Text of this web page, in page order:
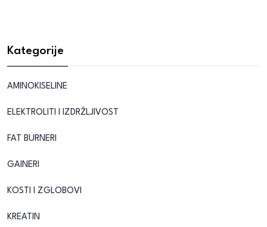
Kategorije
AMINOKISELINE
ELEKTROLITI I IZDRŽLJIVOST
FAT BURNERI
GAINERI
KOSTI I ZGLOBOVI
KREATIN